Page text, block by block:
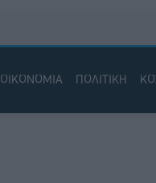
ΟΙΚΟΝΟΜΙΑ ΠΟΛΙΤΙΚΗ